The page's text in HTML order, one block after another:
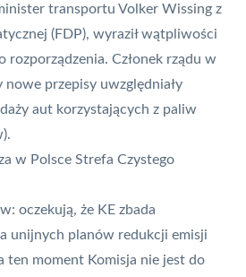
transportu Volker Wissing z
(FDP), wyraził wątpliwości
rozporządzenia. Członek rządu w
nowe przepisy uwzględniały
aut korzystających z paliw
w Polsce Strefa Czystego
oczekują, że KE zbada
unijnych planów redukcji emisji
ten moment Komisja nie jest do